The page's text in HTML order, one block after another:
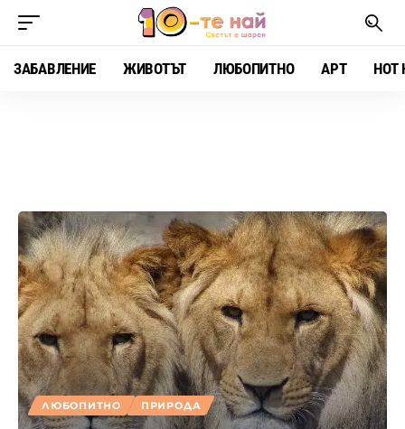
ЗАБАВЛЕНИЕ ЖИВОТЪТ ЛЮБОПИТНО АРТ HOT
ЛЮБОПИТНО ПРИРОДА